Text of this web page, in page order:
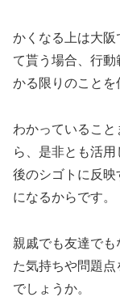
かくなる上は大阪
て貰う場合、行
かる限りのことを
わかっているこ
ら、是非とも活
後のシゴトに反
になるからです。
親戚でも友達で
た気持ちや問題
でしょうか。